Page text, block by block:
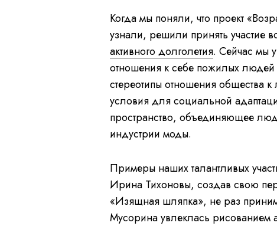
Когда мы поняли, что проект
узнали, решили принять участие
активного долголетия. Сейчас мы
отношения к себе пожилых людей
стереотипы отношения общества
условия для социальной
пространство, объединяющее
индустрии моды.
Примеры наших талантливых
Ирина Тихоновы, создав свою
«Изящная шляпка», не раз
Мусорина увлеклась рисованием